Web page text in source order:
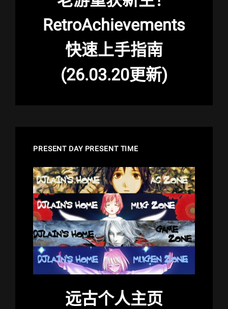
RetroAchievements
快速上手指南
(26.03.20更新)
PRESENT DAY PRESENT TIME
远古个人主页